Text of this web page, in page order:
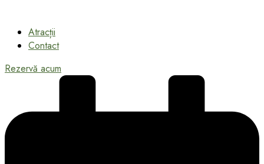
Atracții
Contact
Rezervă acum